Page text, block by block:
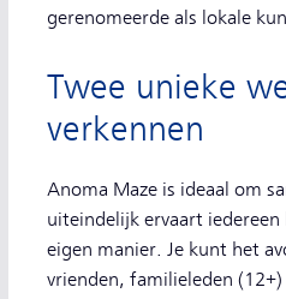
gerenomeerde als lokale
Twee unieke
verkennen
Anoma Maze is ideaal om
uiteindelijk ervaart
eigen manier. Je kunt het
vrienden, familieleden